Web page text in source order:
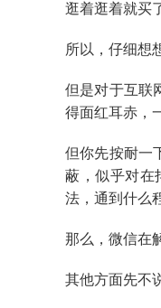
逛着逛着就买
所以，仔细想
但是对于互联
得面红耳赤，
但你先按耐一
蔽，似乎对在
法，通到什么
那么，微信在
其他方面先不